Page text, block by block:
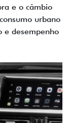
e o câmbio
urbano
e desempenho